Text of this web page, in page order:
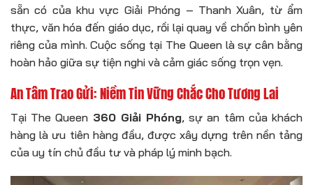
sẵn có của khu vực Giải Phóng – Thanh Xuân, từ ẩm
thực, văn hóa đến giáo dục, rồi lại quay về chốn bình yên
riêng của mình. Cuộc sống tại The Queen là sự cân bằng
hoàn hảo giữa sự tiện nghi và cảm giác sống trọn vẹn.
An Tâm Trao Gửi: Niềm Tin Vững Chắc Cho Tương Lai
Tại The Queen 360 Giải Phóng, sự an tâm của khách
hàng là ưu tiên hàng đầu, được xây dựng trên nền tảng
của uy tín chủ đầu tư và pháp lý minh bạch.